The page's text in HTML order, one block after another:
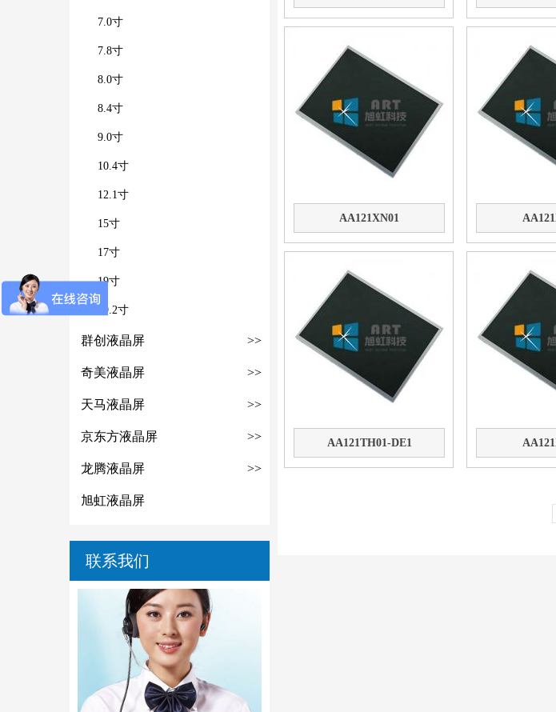
7.0寸
7.8寸
8.0寸
8.4寸
9.0寸
10.4寸
12.1寸
15寸
17寸
19寸
19.2寸
群创液晶屏 >>
奇美液晶屏 >>
天马液晶屏 >>
京东方液晶屏 >>
龙腾液晶屏 >>
旭虹液晶屏
联系我们
AA121XN01
AA121TH01-DE1